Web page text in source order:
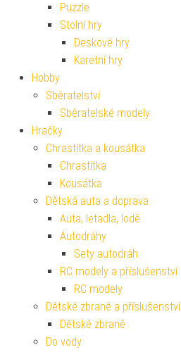
Puzzle
Stolní hry
Deskové hry
Karetní hry
Hobby
Sběratelství
Sběratelské modely
Hračky
Chrastítka a kousátka
Chrastítka
Kousátka
Dětská auta a doprava
Auta, letadla, lodě
Autodráhy
Sety autodráh
RC modely a příslušenství
RC modely
Dětské zbraně a příslušenství
Dětské zbraně
Do vody